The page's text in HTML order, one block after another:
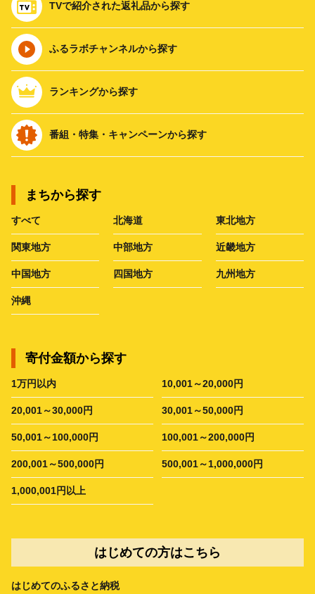
TVで紹介された返礼品から探す
ふるラボチャンネルから探す
ランキングから探す
番組・特集・キャンペーンから探す
まちから探す
すべて 北海道 東北地方
関東地方 中部地方 近畿地方
中国地方 四国地方 九州地方
沖縄
寄付金額から探す
1万円以内 10,001～20,000円
20,001～30,000円 30,001～50,000円
50,001～100,000円 100,001～200,000円
200,001～500,000円 500,001～1,000,000円
1,000,001円以上
はじめての方はこちら
はじめてのふるさと納税